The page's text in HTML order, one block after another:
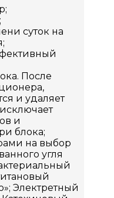
суток на
После
и удаляет
и
блока;
на выбор
угля
Электретный